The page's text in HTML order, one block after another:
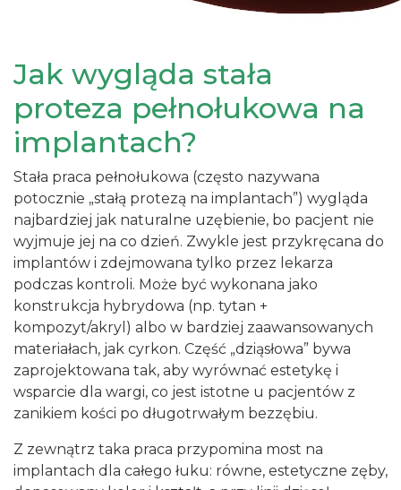
Jak wygląda stała
proteza pełnołukowa na
implantach?
Stała praca pełnołukowa (często nazywana
potocznie „stałą protezą na implantach”) wygląda
najbardziej jak naturalne uzębienie, bo pacjent nie
wyjmuje jej na co dzień. Zwykle jest przykręcana do
implantów i zdejmowana tylko przez lekarza
podczas kontroli. Może być wykonana jako
konstrukcja hybrydowa (np. tytan +
kompozyt/akryl) albo w bardziej zaawansowanych
materiałach, jak cyrkon. Część „dziąsłowa” bywa
zaprojektowana tak, aby wyrównać estetykę i
wsparcie dla wargi, co jest istotne u pacjentów z
zanikiem kości po długotrwałym bezzębiu.
Z zewnątrz taka praca przypomina most na
implantach dla całego łuku: równe, estetyczne zęby,